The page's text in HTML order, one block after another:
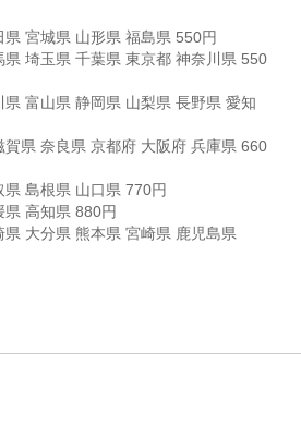
宮城県 山形県 福島県 550円
県 埼玉県 千葉県 東京都 神奈川県 550
富山県 静岡県 山梨県 長野県 愛知
賀県 奈良県 京都府 大阪府 兵庫県 660
島根県 山口県 770円
県 高知県 880円
県 大分県 熊本県 宮崎県 鹿児島県